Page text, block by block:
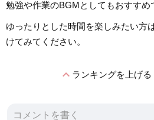
勉強や作業のBGMとしてもおすすめ
ゆったりとした時間を楽しみたい方
けてみてください。
expand_lessランキングを上げる